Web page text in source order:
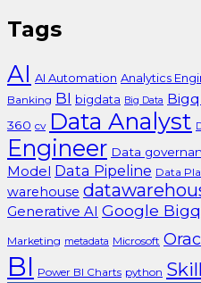
Tags
AI AI Automation Analytics
Banking BI bigdata Big Data
360 cv Data Analyst
Engineer Data
Model Data Pipeline Data
warehouse
Generative AI Google
Marketing metadata Microsoft
BI Power BI Charts python